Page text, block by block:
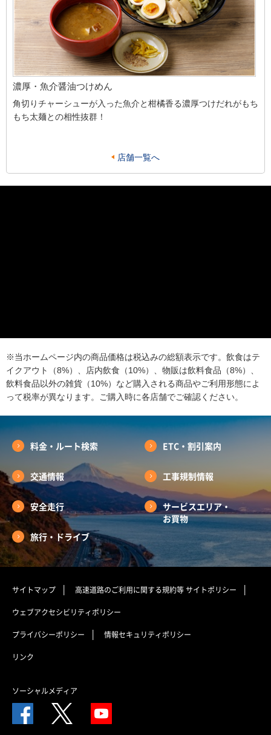
濃厚・魚介醤油つけめん
角切りチャーシューが入った魚介と柑橘香る濃厚つけだれがもち
もち太麺との相性抜群！
店舗一覧へ
※当ホームページ内の商品価格は税込みの総額表示です。飲食はテ
イクアウト（8%）、店内飲食（10%）、物販は飲料食品（8%）、
飲料食品以外の雑貨（10%）など購入される商品やご利用形態によ
って税率が異なります。ご購入時に各店舗でご確認ください。
料金・ルート検索 ETC・割引案内
交通情報 工事規制情報
安全走行
サービスエリア・
お買物
旅行・ドライブ
サイトマップ 高速道路のご利用に関する規約等サイトポリシー
ウェブアクセシビリティポリシー
プライバシーポリシー 情報セキュリティポリシー
リンク
ソーシャルメディア